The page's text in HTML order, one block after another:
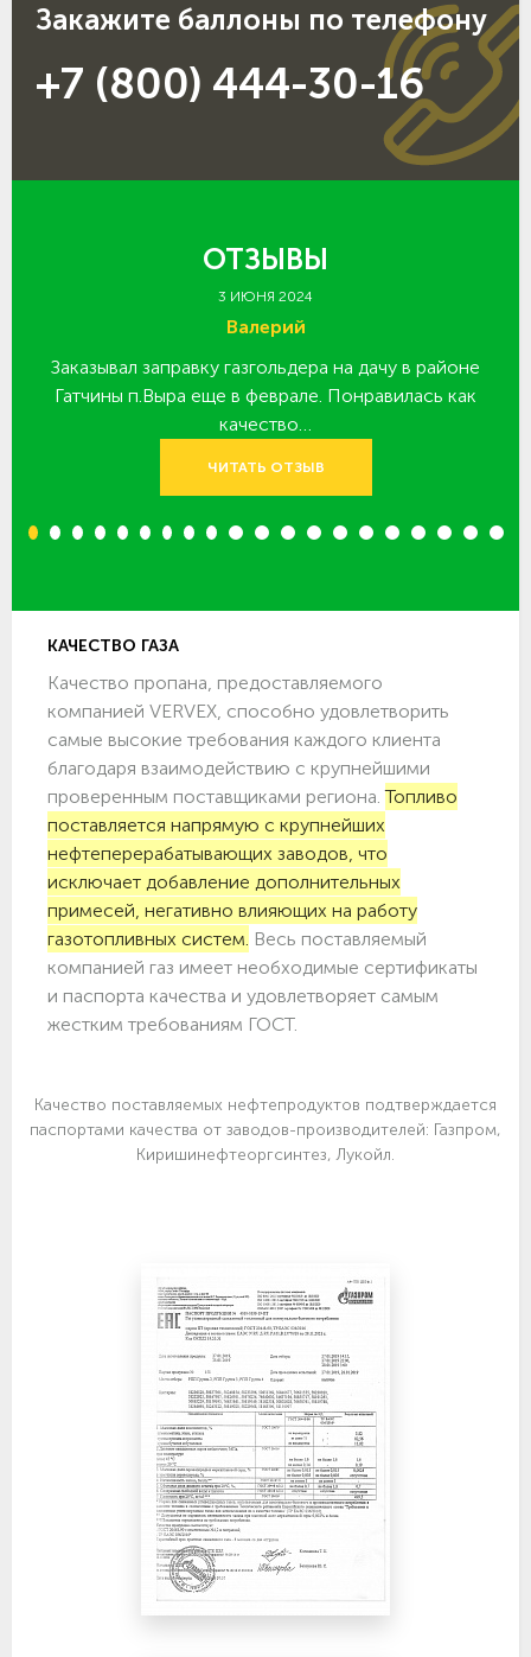
Закажите баллоны по телефону
+7 (800) 444-30-16
ОТЗЫВЫ
3 ИЮНЯ 2024
Валерий
Заказывал заправку газгольдера на дачу в районе
Гатчины п.Выра еще в феврале. Понравилась как
качество…
ЧИТАТЬ ОТЗЫВ
1 2 3 4 5 6 7 8 9 10 11 12 13 14 15 16 17 18 19 20
КАЧЕСТВО ГАЗА
Качество пропана, предоставляемого
компанией VERVEX, способно удовлетворить
самые высокие требования каждого клиента
благодаря взаимодействию с крупнейшими
проверенным поставщиками региона.Топливо
поставляется напрямую с крупнейших
нефтеперерабатывающих заводов, что
исключает добавление дополнительных
примесей, негативно влияющих на работу
газотопливных систем. Весь поставляемый
компанией газ имеет необходимые сертификаты
и паспорта качества и удовлетворяет самым
жестким требованиям ГОСТ.
Качество поставляемых нефтепродуктов подтверждается
паспортами качества от заводов-производителей: Газпром,
Киришинефтеоргсинтез, Лукойл.